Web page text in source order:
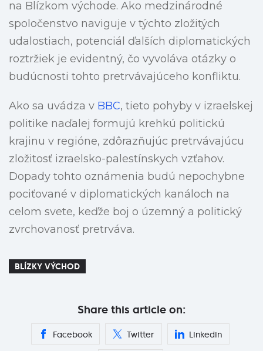
na Blízkom východe. Ako medzinárodné
spoločenstvo naviguje v týchto zložitých
udalostiach, potenciál ďalších diplomatických
roztržiek je evidentný, čo vyvoláva otázky o
budúcnosti tohto pretrvávajúceho konfliktu.
Ako sa uvádza v BBC, tieto pohyby v izraelskej
politike naďalej formujú krehkú politickú
krajinu v regióne, zdôrazňujúc pretrvávajúcu
zložitosť izraelsko-palestínskych vzťahov.
Dopady tohto oznámenia budú nepochybne
pociťované v diplomatických kanáloch na
celom svete, keďže boj o územný a politický
zvrchovanosť pretrváva.
BLÍZKY VÝCHOD
Share this article on:
Facebook Twitter Linkedin